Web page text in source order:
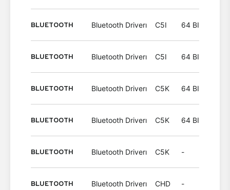
BLUETOOTH Bluetooth Driverı C5I 64 BIT
BLUETOOTH Bluetooth Driverı C5I 64 BIT
BLUETOOTH Bluetooth Driverı C5K 64 BIT
BLUETOOTH Bluetooth Driverı C5K 64 BIT
BLUETOOTH Bluetooth Driverı C5K -
BLUETOOTH Bluetooth Driverı CHD -